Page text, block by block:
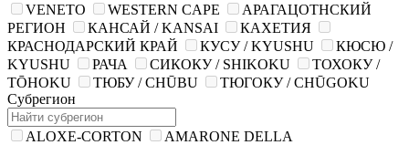
VENETO
WESTERN CAPE
АРАГАЦОТНСКИЙ
РЕГИОН
КАНСАЙ / KANSAI
КАХЕТИЯ
КРАСНОДАРСКИЙ КРАЙ
КУСУ / KYUSHU
КЮСЮ /
KYUSHU
РАЧА СИКОКУ / SHIKOKU
ТОХОКУ /
TŌHOKU
ТЮБУ / CHŪBU
ТЮГОКУ / CHŪGOKU
Субрегион
ALOXE-CORTON
AMARONE DELLA